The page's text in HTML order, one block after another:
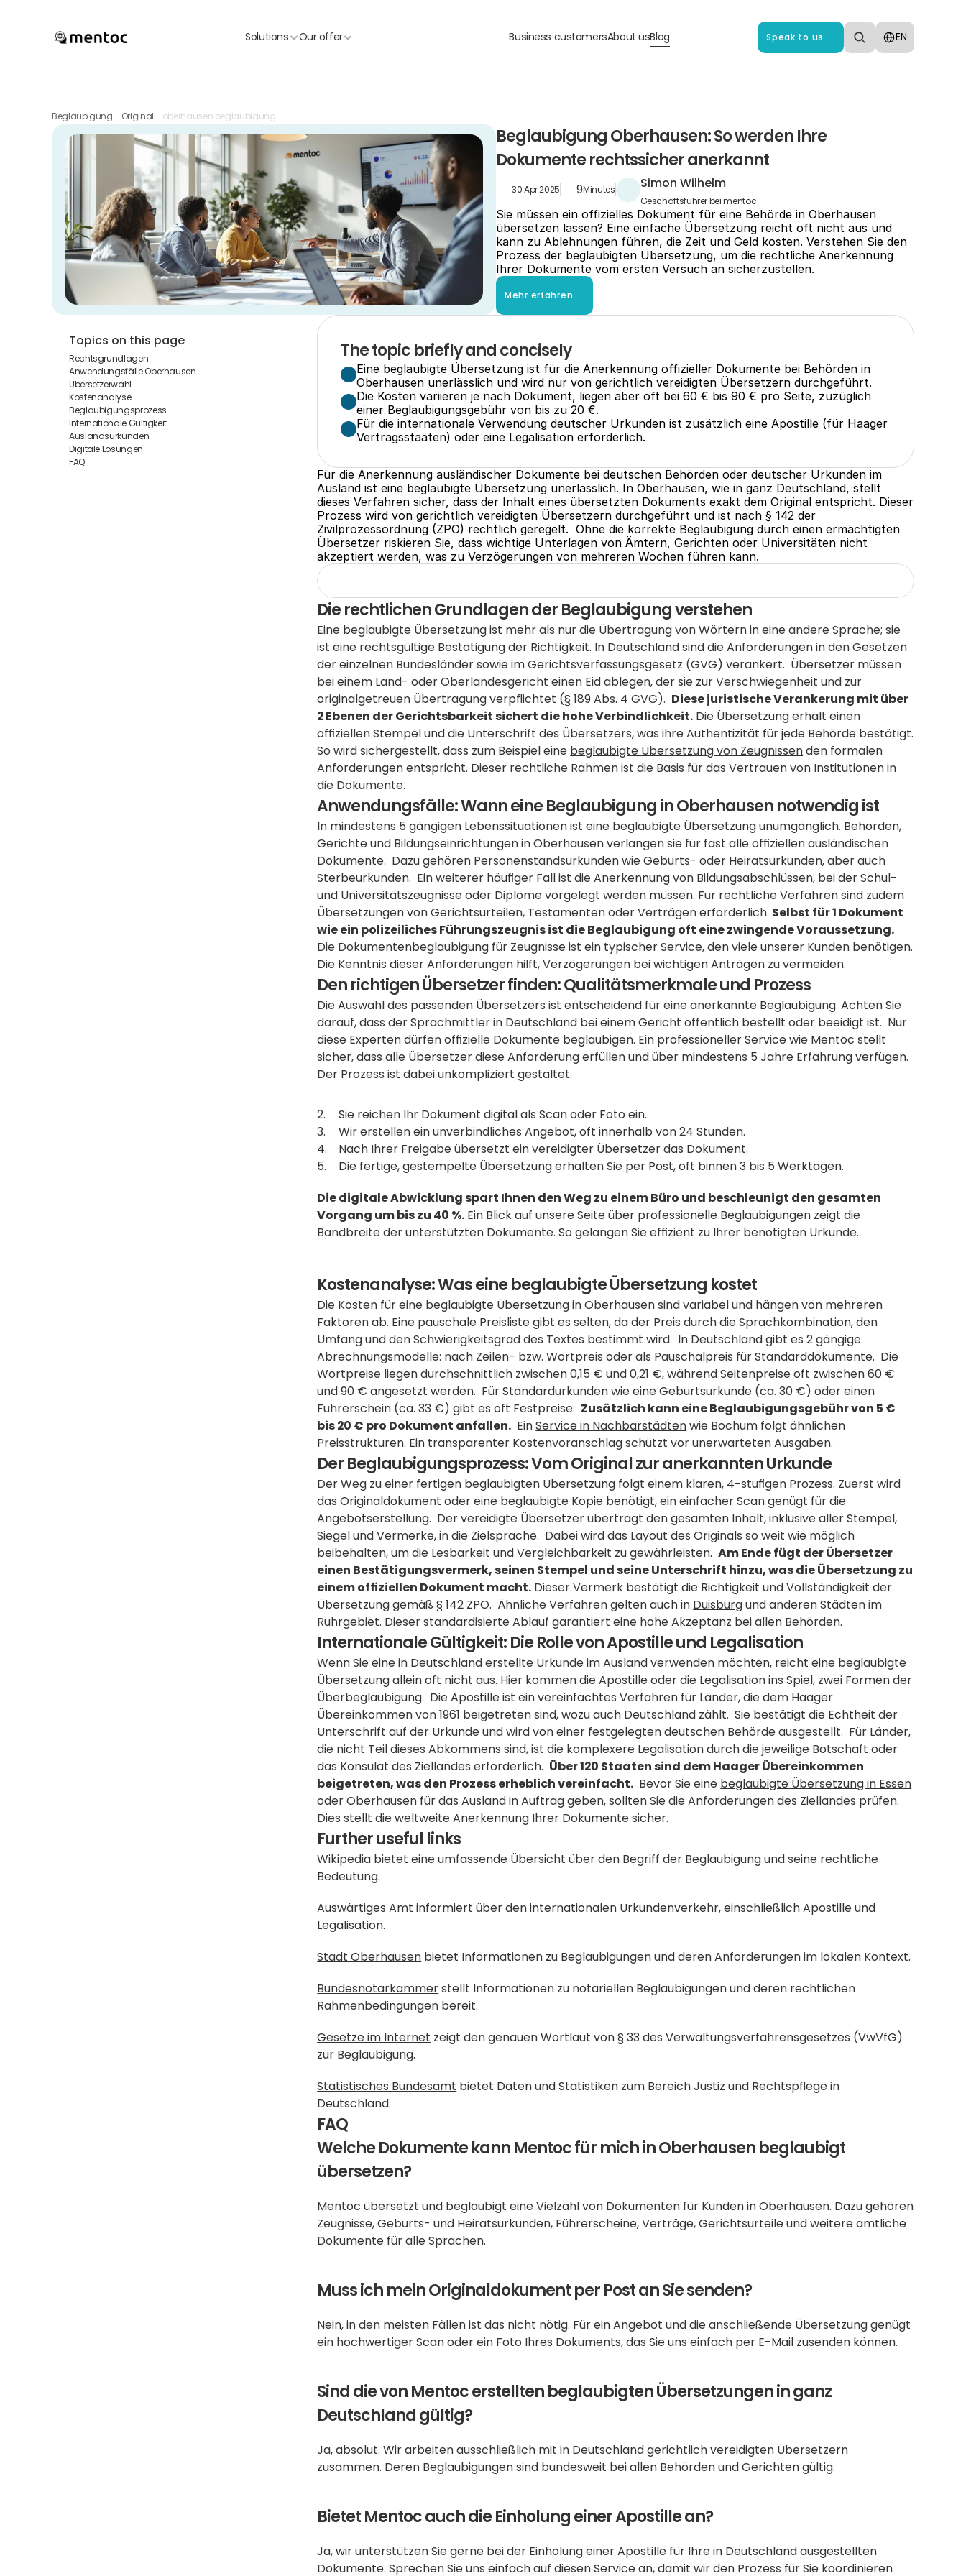
Solutions Our offer Business customersAbout usBlog Speak to us
Select Language
EN
Beglaubigung Original oberhausen beglaubigung
Beglaubigung Oberhausen: So werden Ihre
Dokumente rechtssicher anerkannt
30 Apr 2025 9Minutes Simon Wilhelm
Geschäftsführer bei mentoc
Sie müssen ein offizielles Dokument für eine Behörde in Oberhausen
übersetzen lassen? Eine einfache Übersetzung reicht oft nicht aus und
kann zu Ablehnungen führen, die Zeit und Geld kosten. Verstehen Sie den
Prozess der beglaubigten Übersetzung, um die rechtliche Anerkennung
Ihrer Dokumente vom ersten Versuch an sicherzustellen.
Mehr erfahren
Topics on this page
Rechtsgrundlagen
Anwendungsfälle Oberhausen
Übersetzerwahl
Kostenanalyse
Beglaubigungsprozess
Internationale Gültigkeit
Auslandsurkunden
Digitale Lösungen
FAQ
The topic briefly and concisely
Eine beglaubigte Übersetzung ist für die Anerkennung offizieller Dokumente bei Behörden in
Oberhausen unerlässlich und wird nur von gerichtlich vereidigten Übersetzern durchgeführt.
Die Kosten variieren je nach Dokument, liegen aber oft bei 60 € bis 90 € pro Seite, zuzüglich
einer Beglaubigungsgebühr von bis zu 20 €.
Für die internationale Verwendung deutscher Urkunden ist zusätzlich eine Apostille (für Haager
Vertragsstaaten) oder eine Legalisation erforderlich.
Für die Anerkennung ausländischer Dokumente bei deutschen Behörden oder deutscher Urkunden im
Ausland ist eine beglaubigte Übersetzung unerlässlich. In Oberhausen, wie in ganz Deutschland, stellt
dieses Verfahren sicher, dass der Inhalt eines übersetzten Dokuments exakt dem Original entspricht. Dieser
Prozess wird von gerichtlich vereidigten Übersetzern durchgeführt und ist nach § 142 der
Zivilprozessordnung (ZPO) rechtlich geregelt.  Ohne die korrekte Beglaubigung durch einen ermächtigten
Übersetzer riskieren Sie, dass wichtige Unterlagen von Ämtern, Gerichten oder Universitäten nicht
akzeptiert werden, was zu Verzögerungen von mehreren Wochen führen kann.
Die rechtlichen Grundlagen der Beglaubigung verstehen
Eine beglaubigte Übersetzung ist mehr als nur die Übertragung von Wörtern in eine andere Sprache; sie
ist eine rechtsgültige Bestätigung der Richtigkeit. In Deutschland sind die Anforderungen in den Gesetzen
der einzelnen Bundesländer sowie im Gerichtsverfassungsgesetz (GVG) verankert.  Übersetzer müssen
bei einem Land- oder Oberlandesgericht einen Eid ablegen, der sie zur Verschwiegenheit und zur
originalgetreuen Übertragung verpflichtet (§ 189 Abs. 4 GVG). Diese juristische Verankerung mit über
2 Ebenen der Gerichtsbarkeit sichert die hohe Verbindlichkeit. Die Übersetzung erhält einen
offiziellen Stempel und die Unterschrift des Übersetzers, was ihre Authentizität für jede Behörde bestätigt.
So wird sichergestellt, dass zum Beispiel eine beglaubigte Übersetzung von Zeugnissen den formalen
Anforderungen entspricht. Dieser rechtliche Rahmen ist die Basis für das Vertrauen von Institutionen in
die Dokumente.
Anwendungsfälle: Wann eine Beglaubigung in Oberhausen notwendig ist
In mindestens 5 gängigen Lebenssituationen ist eine beglaubigte Übersetzung unumgänglich. Behörden,
Gerichte und Bildungseinrichtungen in Oberhausen verlangen sie für fast alle offiziellen ausländischen
Dokumente.  Dazu gehören Personenstandsurkunden wie Geburts- oder Heiratsurkunden, aber auch
Sterbeurkunden.  Ein weiterer häufiger Fall ist die Anerkennung von Bildungsabschlüssen, bei der Schul-
und Universitätszeugnisse oder Diplome vorgelegt werden müssen. Für rechtliche Verfahren sind zudem
Übersetzungen von Gerichtsurteilen, Testamenten oder Verträgen erforderlich. Selbst für 1 Dokument
wie ein polizeiliches Führungszeugnis ist die Beglaubigung oft eine zwingende Voraussetzung.
Die Dokumentenbeglaubigung für Zeugnisse ist ein typischer Service, den viele unserer Kunden benötigen.
Die Kenntnis dieser Anforderungen hilft, Verzögerungen bei wichtigen Anträgen zu vermeiden.
Den richtigen Übersetzer finden: Qualitätsmerkmale und Prozess
Die Auswahl des passenden Übersetzers ist entscheidend für eine anerkannte Beglaubigung. Achten Sie
darauf, dass der Sprachmittler in Deutschland bei einem Gericht öffentlich bestellt oder beeidigt ist.  Nur
diese Experten dürfen offizielle Dokumente beglaubigen. Ein professioneller Service wie Mentoc stellt
sicher, dass alle Übersetzer diese Anforderung erfüllen und über mindestens 5 Jahre Erfahrung verfügen.
Der Prozess ist dabei unkompliziert gestaltet.
Sie reichen Ihr Dokument digital als Scan oder Foto ein.
Wir erstellen ein unverbindliches Angebot, oft innerhalb von 24 Stunden.
Nach Ihrer Freigabe übersetzt ein vereidigter Übersetzer das Dokument.
Die fertige, gestempelte Übersetzung erhalten Sie per Post, oft binnen 3 bis 5 Werktagen.
Die digitale Abwicklung spart Ihnen den Weg zu einem Büro und beschleunigt den gesamten
Vorgang um bis zu 40 %. Ein Blick auf unsere Seite über professionelle Beglaubigungen zeigt die
Bandbreite der unterstützten Dokumente. So gelangen Sie effizient zu Ihrer benötigten Urkunde.
Kostenanalyse: Was eine beglaubigte Übersetzung kostet
Die Kosten für eine beglaubigte Übersetzung in Oberhausen sind variabel und hängen von mehreren
Faktoren ab. Eine pauschale Preisliste gibt es selten, da der Preis durch die Sprachkombination, den
Umfang und den Schwierigkeitsgrad des Textes bestimmt wird.  In Deutschland gibt es 2 gängige
Abrechnungsmodelle: nach Zeilen- bzw. Wortpreis oder als Pauschalpreis für Standarddokumente.  Die
Wortpreise liegen durchschnittlich zwischen 0,15 € und 0,21 €, während Seitenpreise oft zwischen 60 €
und 90 € angesetzt werden.  Für Standardurkunden wie eine Geburtsurkunde (ca. 30 €) oder einen
Führerschein (ca. 33 €) gibt es oft Festpreise. Zusätzlich kann eine Beglaubigungsgebühr von 5 €
bis 20 € pro Dokument anfallen.
  Ein
Service in Nachbarstädten wie Bochum folgt ähnlichen
Preisstrukturen. Ein transparenter Kostenvoranschlag schützt vor unerwarteten Ausgaben.
Der Beglaubigungsprozess: Vom Original zur anerkannten Urkunde
Der Weg zu einer fertigen beglaubigten Übersetzung folgt einem klaren, 4-stufigen Prozess. Zuerst wird
das Originaldokument oder eine beglaubigte Kopie benötigt, ein einfacher Scan genügt für die
Angebotserstellung.  Der vereidigte Übersetzer überträgt den gesamten Inhalt, inklusive aller Stempel,
Siegel und Vermerke, in die Zielsprache.  Dabei wird das Layout des Originals so weit wie möglich
beibehalten, um die Lesbarkeit und Vergleichbarkeit zu gewährleisten. Am Ende fügt der Übersetzer
einen Bestätigungsvermerk, seinen Stempel und seine Unterschrift hinzu, was die Übersetzung zu
einem offiziellen Dokument macht. Dieser Vermerk bestätigt die Richtigkeit und Vollständigkeit der
Übersetzung gemäß § 142 ZPO.  Ähnliche Verfahren gelten auch in Duisburg und anderen Städten im
Ruhrgebiet. Dieser standardisierte Ablauf garantiert eine hohe Akzeptanz bei allen Behörden.
Internationale Gültigkeit: Die Rolle von Apostille und Legalisation
Wenn Sie eine in Deutschland erstellte Urkunde im Ausland verwenden möchten, reicht eine beglaubigte
Übersetzung allein oft nicht aus. Hier kommen die Apostille oder die Legalisation ins Spiel, zwei Formen der
Überbeglaubigung.  Die Apostille ist ein vereinfachtes Verfahren für Länder, die dem Haager
Übereinkommen von 1961 beigetreten sind, wozu auch Deutschland zählt.  Sie bestätigt die Echtheit der
Unterschrift auf der Urkunde und wird von einer festgelegten deutschen Behörde ausgestellt.  Für Länder,
die nicht Teil dieses Abkommens sind, ist die komplexere Legalisation durch die jeweilige Botschaft oder
das Konsulat des Ziellandes erforderlich. Über 120 Staaten sind dem Haager Übereinkommen
beigetreten, was den Prozess erheblich vereinfacht.
  Bevor Sie eine
beglaubigte Übersetzung in Essen
oder Oberhausen für das Ausland in Auftrag geben, sollten Sie die Anforderungen des Ziellandes prüfen.
Dies stellt die weltweite Anerkennung Ihrer Dokumente sicher.
Further useful links
Wikipedia bietet eine umfassende Übersicht über den Begriff der Beglaubigung und seine rechtliche
Bedeutung.
Auswärtiges Amt informiert über den internationalen Urkundenverkehr, einschließlich Apostille und
Legalisation.
Stadt Oberhausen bietet Informationen zu Beglaubigungen und deren Anforderungen im lokalen Kontext.
Bundesnotarkammer stellt Informationen zu notariellen Beglaubigungen und deren rechtlichen
Rahmenbedingungen bereit.
Gesetze im Internet zeigt den genauen Wortlaut von § 33 des Verwaltungsverfahrensgesetzes (VwVfG)
zur Beglaubigung.
Statistisches Bundesamt bietet Daten und Statistiken zum Bereich Justiz und Rechtspflege in
Deutschland.
FAQ
Welche Dokumente kann Mentoc für mich in Oberhausen beglaubigt
übersetzen?
Mentoc übersetzt und beglaubigt eine Vielzahl von Dokumenten für Kunden in Oberhausen. Dazu gehören
Zeugnisse, Geburts- und Heiratsurkunden, Führerscheine, Verträge, Gerichtsurteile und weitere amtliche
Dokumente für alle Sprachen.
Muss ich mein Originaldokument per Post an Sie senden?
Nein, in den meisten Fällen ist das nicht nötig. Für ein Angebot und die anschließende Übersetzung genügt
ein hochwertiger Scan oder ein Foto Ihres Dokuments, das Sie uns einfach per E-Mail zusenden können.
Sind die von Mentoc erstellten beglaubigten Übersetzungen in ganz
Deutschland gültig?
Ja, absolut. Wir arbeiten ausschließlich mit in Deutschland gerichtlich vereidigten Übersetzern
zusammen. Deren Beglaubigungen sind bundesweit bei allen Behörden und Gerichten gültig.
Bietet Mentoc auch die Einholung einer Apostille an?
Ja, wir unterstützen Sie gerne bei der Einholung einer Apostille für Ihre in Deutschland ausgestellten
Dokumente. Sprechen Sie uns einfach auf diesen Service an, damit wir den Prozess für Sie koordinieren